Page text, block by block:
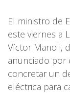
El ministro de
este viernes a
Víctor Manoli,
anunciado por
concretar un
eléctrica para